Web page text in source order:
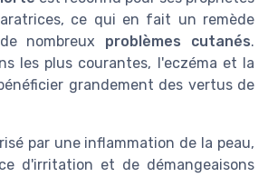
ce qui en fait un remède
nombreux problèmes cutanés.
les plus courantes, l'eczéma et la
grandement des vertus de
par une inflammation de la peau,
d'irritation et de démangeaisons